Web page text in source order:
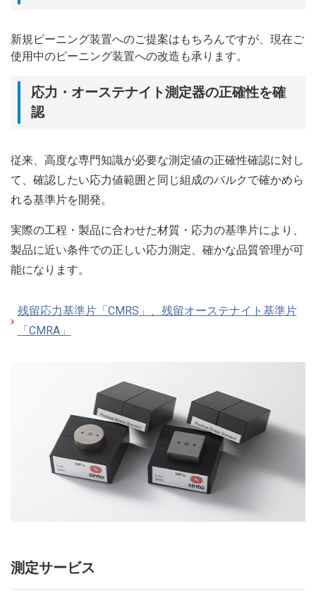
新規ピーニング装置へのご提案はもちろんですが、現在ご
使用中のピーニング装置への改造も承ります。
応力・オーステナイト測定器の正確性を確
認
従来、高度な専門知識が必要な測定値の正確性確認に対し
て、確認したい応力値範囲と同じ組成のバルクで確かめら
れる基準片を開発。
実際の工程・製品に合わせた材質・応力の基準片により、
製品に近い条件での正しい応力測定、確かな品質管理が可
能になります。
残留応力基準片「CMRS」、残留オーステナイト基準片
「CMRA」
測定サービス